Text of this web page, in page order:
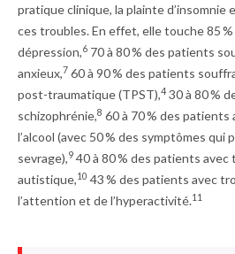
pratique clinique, la plainte
ces troubles. En effet, elle touche 85
dépression,6 70 à 80 % des patients
anxieux,7 60 à 90 % des patients
post-traumatique (TPST),4 30 à 80 %
schizophrénie,8 60 à 70 % des patients
l’alcool (avec 50 % des symptômes
sevrage),9 40 à 80 % des patients
autistique,10 43 % des patients avec
l’attention et de l’hyperactivité.11